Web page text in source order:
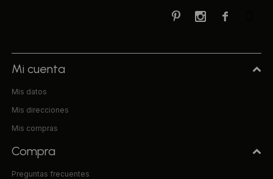

 
Mi cuenta
Mis datos
Mis direcciones
Mis compras
Compra
Preguntas frecuentes